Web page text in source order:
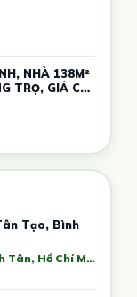
NHÀ 138M²
TRỌ, GIÁ CHỈ
Tạo, Bình
4 Tỷ · 469/2B Chiến Lược, Bình Tân, Hồ Chí Minh, Việt Nam